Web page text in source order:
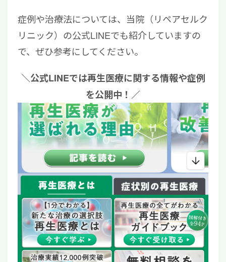
症例や治療法については、当院（リペアセルク
リニック）の公式LINEでも紹介していますの
で、ぜひ参考にしてください。
＼公式LINEでは再生医療に関する情報や症例
を公開中！／